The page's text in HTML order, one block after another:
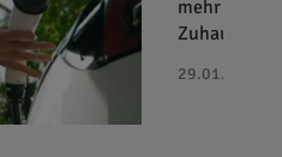
mehr
Zuhause?
29.01.2025 -